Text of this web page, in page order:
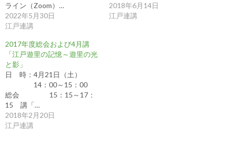
ライン（Zoom）…
2022年5月30日
江戸連講
2018年6月14日
江戸連講
2017年度総会および4月講
「江戸遊里の記憶～遊里の光
と影」
日 時：4月21日（土）
14：00～15：00
総会 15：15～17：
15 講「…
2018年2月20日
江戸連講